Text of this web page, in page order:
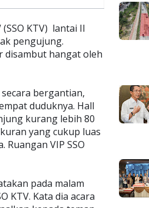
KTV) lantai II
pengujung.
disambut hangat oleh
bergantian,
duduknya. Hall
kurang lebih 80
yang cukup luas
VIP SSO
pada malam
KTV. Kata dia acara